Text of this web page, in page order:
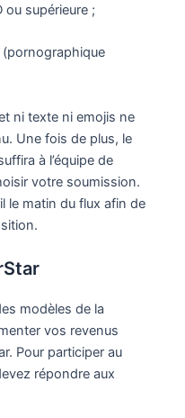
ou supérieure ;
ni texte ni emojis ne
Une fois de plus, le
à l’équipe de
votre soumission.
le matin du flux afin de
modèles de la
vos revenus
Pour participer au
répondre aux